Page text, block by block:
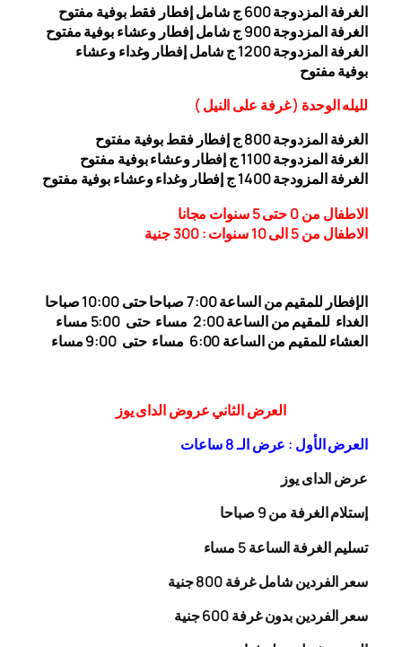
الغرفة المزدوجة
600 ج شامل إفطار فقط بوفية مفتوح
الغرفة المزدوجة 900 ج شامل إفطار وعشاء بوفية مفتوح
الغرفة المزدوجة 1200 ج شامل إفطار وغداء وعشاء
بوفيةمفتوح
لليله الوحدة (غرفة على النيل)
الغرفة المزدوجة
800
ج إفطار فقط بوفية مفتوح
الغرفة المزدوجة 1
100 ج إفطار وعشاء بوفية مفتوح
الغرفة المزودجة 1
400 ج إفطار وغداء وعشاء بوفية مفتوح
الاطفال من 0 حتى 5 سنوات مجانا
الاطفال من 5 الى 10 سنوات : 300
جنية
الإفطار للمقيم من الساعة 7:00 صباحا حتى 10:00
صباحا
الغداء للمقيم من الساعة 2:00 مساء حتى
5:00 مساء
العشاء للمقيم من الساعة 6:00 مساء حتى 9:00 مساء
العرض الثاني عروض الداى يوز
العرض الأول : عرض الـ 8 ساعات
عرض الداى يوز
إستلام الغرفة من 9 صباحا
تسليم الغرفة الساعة 5 مساء
سعر الفردين شامل غرفة
800 جنية
سعر الفردين بدون غرفة
600 جنية